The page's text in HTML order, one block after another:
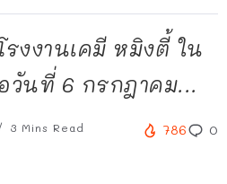
งงานเคมี หมิงตี้ ใน
วันที่ 6 กรกฎาคม...
3 Mins Read 786 0